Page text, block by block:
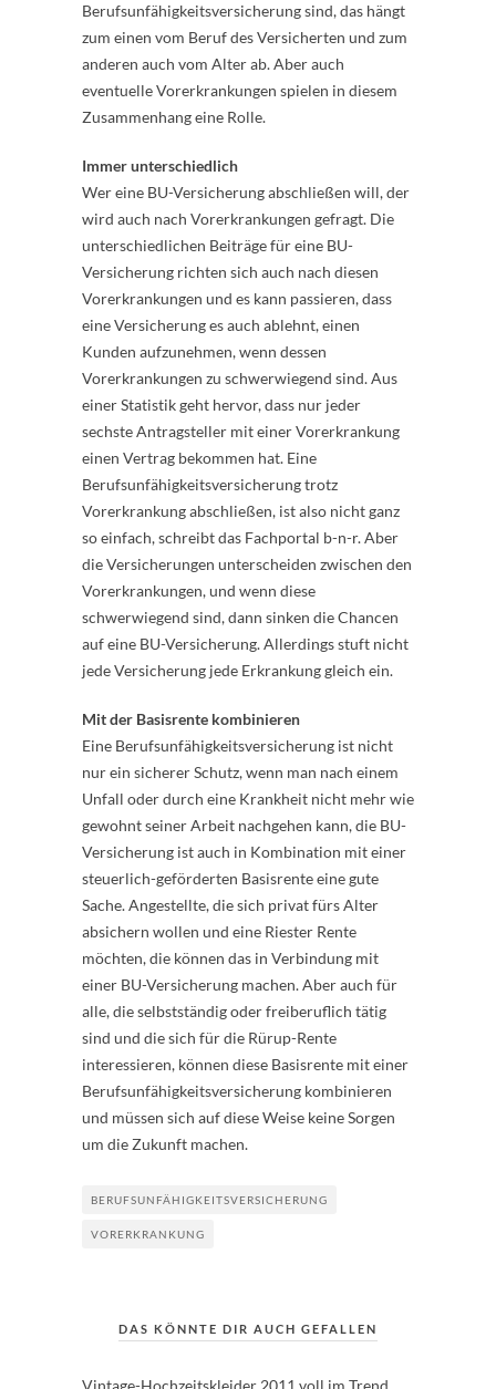
Berufsunfähigkeitsversicherung sind, das hängt
zum einen vom Beruf des Versicherten und zum
anderen auch vom Alter ab. Aber auch
eventuelle Vorerkrankungen spielen in diesem
Zusammenhang eine Rolle.
Immer unterschiedlich
Wer eine BU-Versicherung abschließen will, der
wird auch nach Vorerkrankungen gefragt. Die
unterschiedlichen Beiträge für eine BU-
Versicherung richten sich auch nach diesen
Vorerkrankungen und es kann passieren, dass
eine Versicherung es auch ablehnt, einen
Kunden aufzunehmen, wenn dessen
Vorerkrankungen zu schwerwiegend sind. Aus
einer Statistik geht hervor, dass nur jeder
sechste Antragsteller mit einer Vorerkrankung
einen Vertrag bekommen hat. Eine
Berufsunfähigkeitsversicherung trotz
Vorerkrankung abschließen, ist also nicht ganz
so einfach, schreibt das Fachportal b-n-r. Aber
die Versicherungen unterscheiden zwischen den
Vorerkrankungen, und wenn diese
schwerwiegend sind, dann sinken die Chancen
auf eine BU-Versicherung. Allerdings stuft nicht
jede Versicherung jede Erkrankung gleich ein.
Mit der Basisrente kombinieren
Eine Berufsunfähigkeitsversicherung ist nicht
nur ein sicherer Schutz, wenn man nach einem
Unfall oder durch eine Krankheit nicht mehr wie
gewohnt seiner Arbeit nachgehen kann, die BU-
Versicherung ist auch in Kombination mit einer
steuerlich-geförderten Basisrente eine gute
Sache. Angestellte, die sich privat fürs Alter
absichern wollen und eine Riester Rente
möchten, die können das in Verbindung mit
einer BU-Versicherung machen. Aber auch für
alle, die selbstständig oder freiberuflich tätig
sind und die sich für die Rürup-Rente
interessieren, können diese Basisrente mit einer
Berufsunfähigkeitsversicherung kombinieren
und müssen sich auf diese Weise keine Sorgen
um die Zukunft machen.
BERUFSUNFÄHIGKEITSVERSICHERUNG
VORERKRANKUNG
DAS KÖNNTE DIR AUCH GEFALLEN
Vintage-Hochzeitskleider 2011 voll im Trend